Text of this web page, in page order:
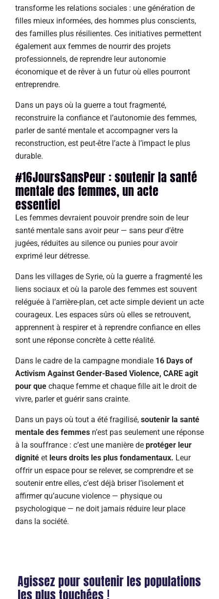
transforme les relations sociales : une génération de
filles mieux informées, des hommes plus conscients,
des familles plus résilientes. Ces initiatives permettent
également aux femmes de nourrir des projets
professionnels, de reprendre leur autonomie
économique et de rêver à un futur où elles pourront
entreprendre.
Dans un pays où la guerre a tout fragmenté,
reconstruire la confiance et l’autonomie des femmes,
parler de santé mentale et accompagner vers la
reconstruction, est peut-être l’acte à l’impact le plus
durable.
#16JoursSansPeur : soutenir la santé
mentale des femmes, un acte
essentiel
Les femmes devraient pouvoir prendre soin de leur
santé mentale sans avoir peur — sans peur d’être
jugées, réduites au silence ou punies pour avoir
exprimé leur détresse.
Dans les villages de Syrie, où la guerre a fragmenté les
liens sociaux et où la parole des femmes est souvent
reléguée à l’arrière-plan, cet acte simple devient un acte
courageux. Les espaces sûrs où elles se retrouvent,
apprennent à respirer et à reprendre confiance en elles
sont une réponse concrète à cette réalité.
Dans le cadre de la campagne mondiale 16 Days of
Activism Against Gender-Based Violence, CARE agit
pour que chaque femme et chaque fille ait le droit de
vivre, parler et guérir sans crainte.
Dans un pays où tout a été fragilisé, soutenir la santé
mentale des femmes n’est pas seulement une réponse
à la souffrance : c’est une manière de protéger leur
dignité et leurs droits les plus fondamentaux. Leur
offrir un espace pour se relever, se comprendre et se
soutenir entre elles, c’est déjà briser l’isolement et
affirmer qu’aucune violence — physique ou
psychologique — ne doit jamais réduire leur place
dans la société.
Agissez pour soutenir les populations
les plus touchées !